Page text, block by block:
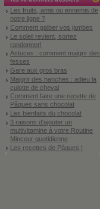
Les fruits, amis ou ennemis de
notre ligne ?
Comment galber vos jambes
Le soleil revient, sortez
randonner!
Astuces : comment maigrir des
fesses
Gare aux gros bras
Maigrir des hanches : adieu la
culotte de cheval
Comment faire une recette de
Pâques sans chocolat
Les bienfaits du chocolat
3 raisons d'ajouter un
multivitamine à votre Routine
Minceur quotidienne
Les recettes de Pâques !